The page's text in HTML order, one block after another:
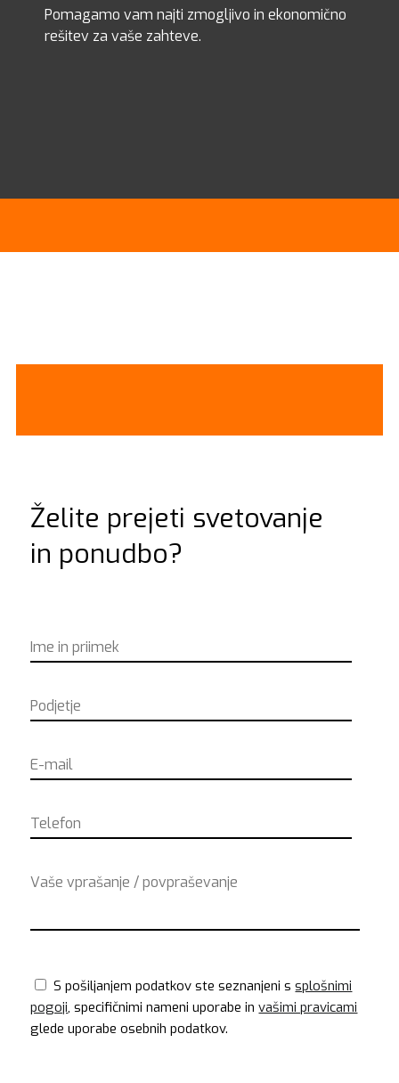
Pomagamo vam najti zmogljivo in ekonomično
rešitev za vaše zahteve.
Želite prejeti svetovanje
in ponudbo?
S pošiljanjem podatkov ste seznanjeni ssplošnimi
pogoji, specifičnimi nameni uporabe invašimi pravicami
glede uporabe osebnih podatkov.